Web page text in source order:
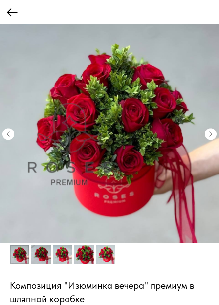
Композиция "Изюминка вечера" премиум в
шляпной коробке